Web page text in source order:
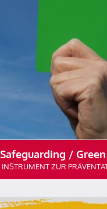
Safeguarding / Green
INSTRUMENT ZUR